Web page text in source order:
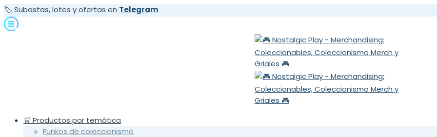
🏷️ Subastas, lotes y ofertas en Telegram
🛒 Productos por temática
Funkos de coleccionismo